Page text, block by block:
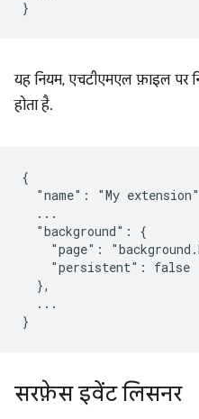
यह नियम, एचटीएमएल फ़ाइल पर
होता है.
{
"name": "My
  ...
  "background": {
"page":
    "persistent": false
  },
  ...
सरफ़ेस इवेंट लिसनर